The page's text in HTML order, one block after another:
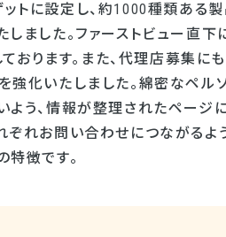
トに設定し、約1000種類ある
ました。ファーストビュー直
おります。また、代理店募集に
強化いたしました。綿密なペル
う、情報が整理されたページ
れお問い合わせにつながるよ
徴です。